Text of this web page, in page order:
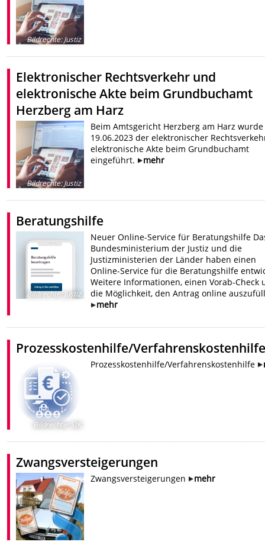
Bildrechte:Justiz
Elektronischer Rechtsverkehr und
elektronische Akte beim Grundbuchamt
Herzberg am Harz
Bildrechte:Justiz
Beim Amtsgericht Herzberg am Harz
19.06.2023 der elektronischer
elektronische Akte beim Grundbuchamt
eingeführt.
mehr
Beratungshilfe
Bildrechte:Justiz
Neuer Online-Service für Beratungshilfe
Bundesministerium der Justiz und die
Justizministerien der Länder haben einen
Online-Service für die Beratungshilfe
Weitere Informationen, einen Vorab-Check
die Möglichkeit, den Antrag online
mehr
Prozesskostenhilfe/
Bildrechte: StK
Prozesskostenhilfe/Verfahrenskostenhilfe
Zwangsversteigerungen
Zwangsversteigerungen mehr